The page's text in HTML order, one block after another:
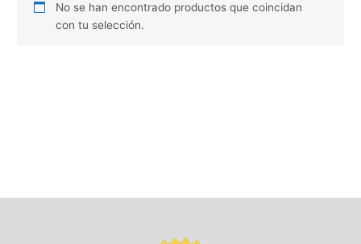
No se han encontrado productos que coincidan
con tu selección.